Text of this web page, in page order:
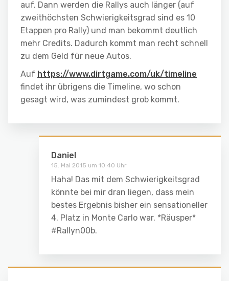
auf. Dann werden die Rallys auch länger (auf
zweithöchsten Schwierigkeitsgrad sind es 10
Etappen pro Rally) und man bekommt deutlich
mehr Credits. Dadurch kommt man recht schnell
zu dem Geld für neue Autos.
Auf https://www.dirtgame.com/uk/timeline
findet ihr übrigens die Timeline, wo schon
gesagt wird, was zumindest grob kommt.
Daniel
15. Mai 2015 um 10:40 Uhr
Haha! Das mit dem Schwierigkeitsgrad
könnte bei mir dran liegen, dass mein
bestes Ergebnis bisher ein sensationeller
4. Platz in Monte Carlo war. *Räusper*
#Rallyn00b.